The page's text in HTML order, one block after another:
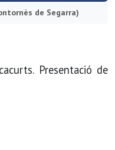
de Segarra)
Presentació de